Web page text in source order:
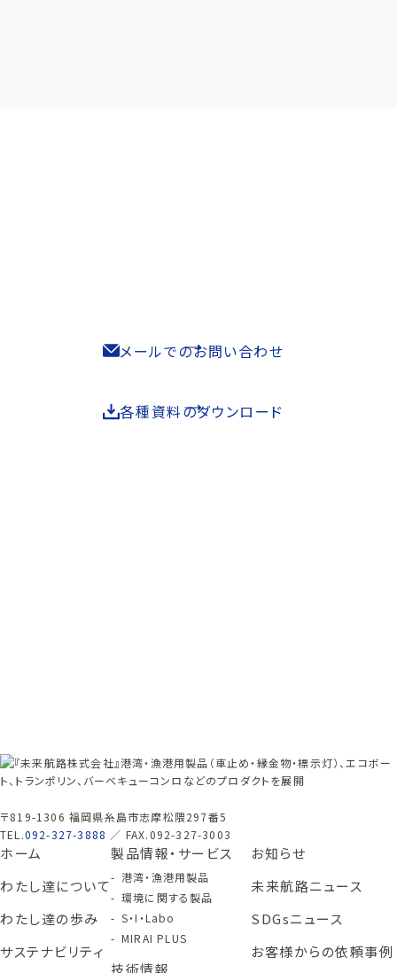
メールでのお問い合わせ
各種資料のダウンロード
〒819-1306 福岡県糸島市志摩松隈297番5
TEL.092-327-3888 ／ FAX.092-327-3003
ホーム
わたし達について
わたし達の歩み
サステナビリティ
製品情報・サービス
港湾・漁港用製品
環境に関する製品
S・I・Labo
MIRAI PLUS
技術情報
お知らせ
未来航路ニュース
SDGsニュース
お客様からの依頼事例